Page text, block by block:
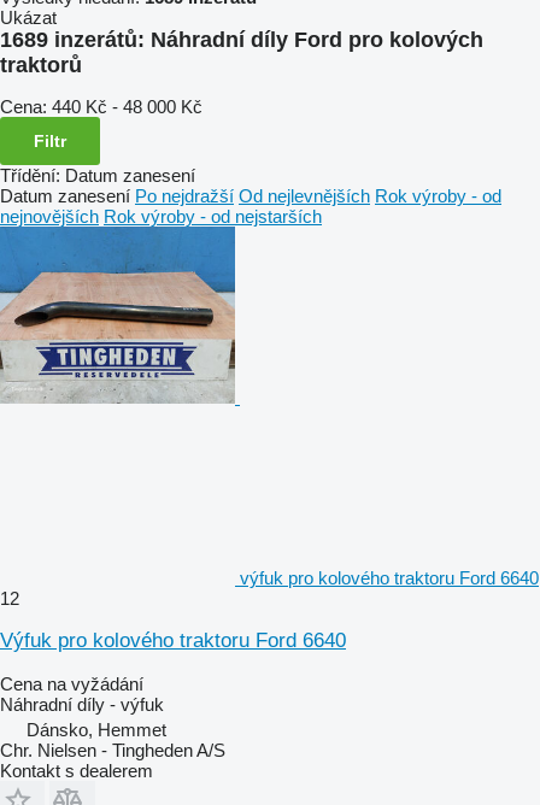
Ukázat
1689 inzerátů: Náhradní díly Ford pro kolových
traktorů
Cena: 440 Kč - 48 000 Kč
Filtr
Třídění: Datum zanesení
Datum zanesení Po nejdražší Od nejlevnějších Rok výroby - od
nejnovějších Rok výroby - od nejstarších
výfuk pro kolového traktoru Ford 6640
12
Výfuk pro kolového traktoru Ford 6640
Cena na vyžádání
Náhradní díly - výfuk
Dánsko, Hemmet
Chr. Nielsen - Tingheden A/S
Kontakt s dealerem